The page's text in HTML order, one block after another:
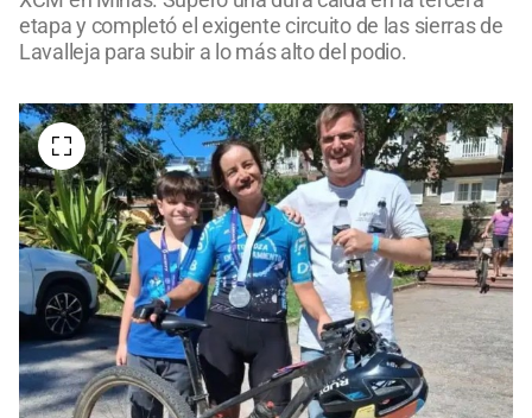
etapa y completó el exigente circuito de las sierras de
Lavalleja para subir a lo más alto del podio.